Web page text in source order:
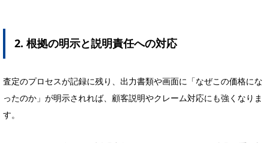
2. 根拠の明示と説明責任への対応
査定のプロセスが記録に残り、出力書類や画面に「なぜこの価格にな
ったのか」が明示されれば、顧客説明やクレーム対応にも強くなりま
す。